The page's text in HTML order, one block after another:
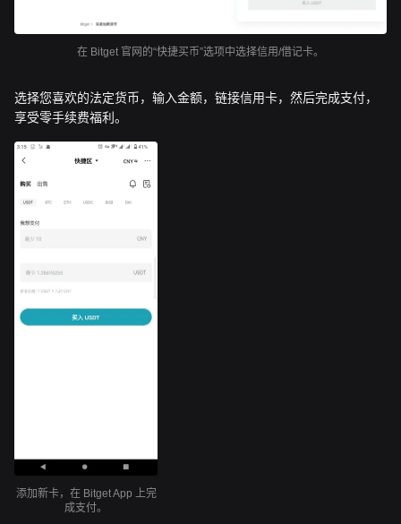
在 Bitget 官网的“快捷买币”选项中选择信用/借记卡。
选择您喜欢的法定货币，输入金额，链接信用卡，然后完成支付，
享受零手续费福利。
添加新卡，在 Bitget App 上完
成支付。